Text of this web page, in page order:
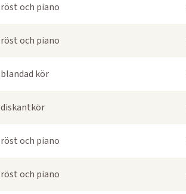
röst och piano
röst och piano
blandad kör
diskantkör
röst och piano
röst och piano